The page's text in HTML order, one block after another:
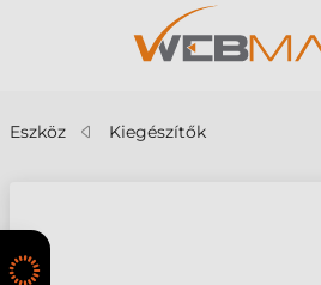
Eszköz Kiegészítők